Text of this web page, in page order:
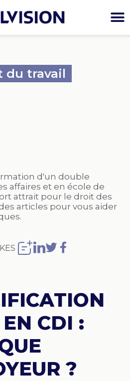
du travail
d'un double
affaires et en école de
attrait pour le droit des
articles pour vous aider
CDI :
?